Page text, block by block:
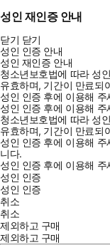
성인 재인증 안내
닫기 닫기
성인 인증 안내
성인 재인증 안내
청소년보호법에 따라 성
유효하며, 기간이 만료되
성인 인증 후에 이용해
성인 인증 후에 이용해 주
청소년보호법에 따라 성
유효하며, 기간이 만료되
성인 인증 후에 이용해
니다.
성인 인증 후에 이용해 주
성인 인증
성인 인증
취소
취소
제외하고 구매
제외하고 구매